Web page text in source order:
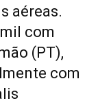
aéreas.
com
(PT),
com